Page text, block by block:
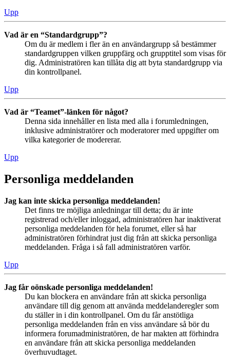
Upp
Vad är en “Standardgrupp”?
Om du är medlem i fler än en användargrupp så bestämmer
standardgruppen vilken gruppfärg och grupptitel som visas för
dig. Administratören kan tillåta dig att byta standardgrupp via
din kontrollpanel.
Upp
Vad är “Teamet”-länken för något?
Denna sida innehåller en lista med alla i forumledningen,
inklusive administratörer och moderatorer med uppgifter om
vilka kategorier de modererar.
Upp
Personliga meddelanden
Jag kan inte skicka personliga meddelanden!
Det finns tre möjliga anledningar till detta; du är inte
registrerad och/eller inloggad, administratören har inaktiverat
personliga meddelanden för hela forumet, eller så har
administratören förhindrat just dig från att skicka personliga
meddelanden. Fråga i så fall administratören varför.
Upp
Jag får oönskade personliga meddelanden!
Du kan blockera en användare från att skicka personliga
användare till dig genom att använda meddelanderegler som
du ställer in i din kontrollpanel. Om du får anstötliga
personliga meddelanden från en viss användare så bör du
informera forumadministratören, de har makten att förhindra
en användare från att skicka personliga meddelanden
överhuvudtaget.